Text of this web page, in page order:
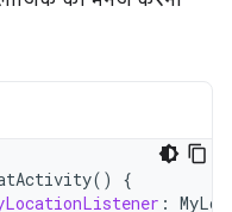
()
{
: